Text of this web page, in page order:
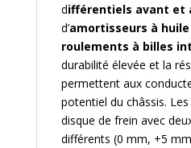
différentiels avant et
d’amortisseurs à huile
roulements à billes
durabilité élevée et la
permettent aux
potentiel du châssis.
disque de frein avec
différents (0 mm, +5